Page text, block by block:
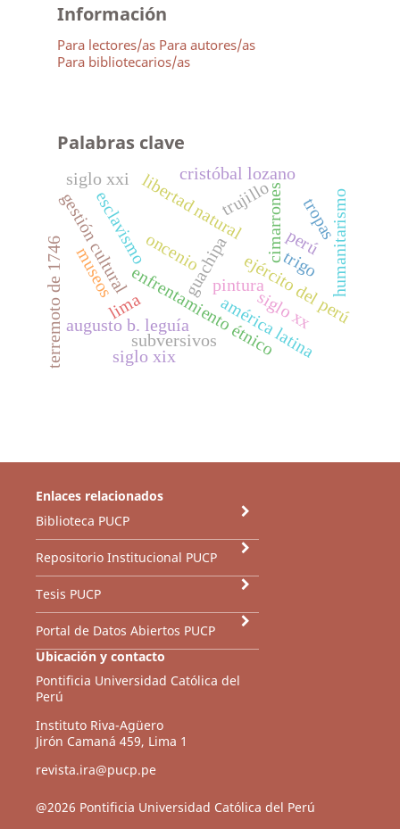
Información
Para lectores/as Para autores/as
Para bibliotecarios/as
Palabras clave
cimarrones
guachipa perú
enfrentamiento étnico
esclavismolibertad natural
oncenio
augusto b. leguía ejército del perú
lima
cristóbal lozano
terremoto de 1746 pintura
trigo
subversivos
humanitarismo
américa latina
siglo xx
siglo xxi
gestión cultural
museos
tropas
siglo xix
trujillo
Enlaces relacionados
Biblioteca PUCP
Repositorio Institucional PUCP
Tesis PUCP
Portal de Datos Abiertos PUCP
Ubicación y contacto
Pontificia Universidad Católica del
Perú
Instituto Riva-Agüero
Jirón Camaná 459, Lima 1
revista.ira@pucp.pe
@2026 Pontificia Universidad Católica del Perú